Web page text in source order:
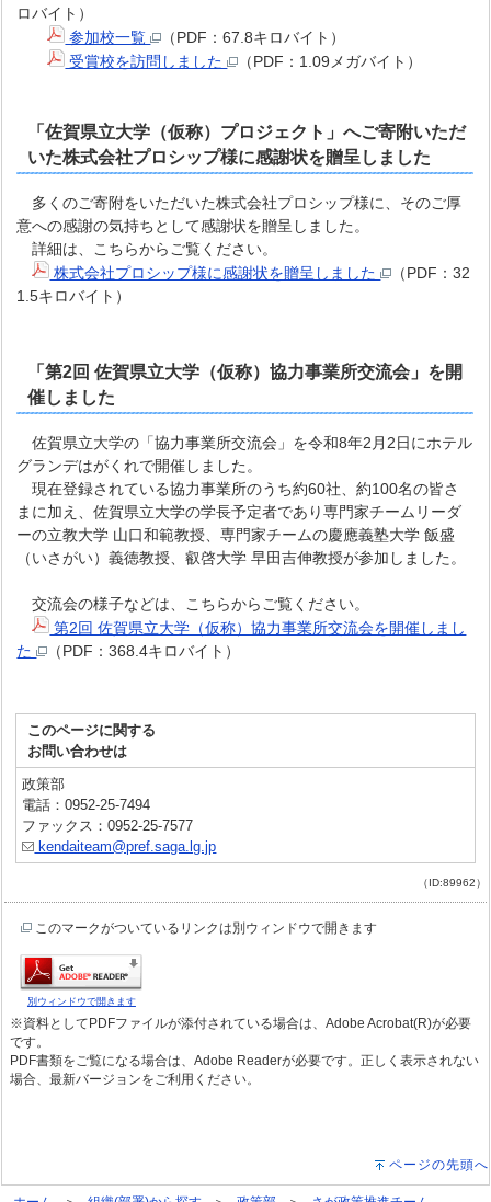
ロバイト）
参加校一覧
（PDF：67.8キロバイト）
受賞校を訪問しました
（PDF：1.09メガバイト）
「佐賀県立大学（仮称）プロジェクト」へご寄附いただ
いた株式会社プロシップ様に感謝状を贈呈しました
多くのご寄附をいただいた株式会社プロシップ様に、そのご厚
意への感謝の気持ちとして感謝状を贈呈しました。
詳細は、こちらからご覧ください。
株式会社プロシップ様に感謝状を贈呈しました
（PDF：32
1.5キロバイト）
「第2回 佐賀県立大学（仮称）協力事業所交流会」を開
催しました
佐賀県立大学の「協力事業所交流会」を令和8年2月2日にホテル
グランデはがくれで開催しました。
現在登録されている協力事業所のうち約60社、約100名の皆さ
まに加え、佐賀県立大学の学長予定者であり専門家チームリーダ
ーの立教大学 山口和範教授、専門家チームの慶應義塾大学 飯盛
（いさがい）義徳教授、叡啓大学 早田吉伸教授が参加しました。
交流会の様子などは、こちらからご覧ください。
第2回 佐賀県立大学（仮称）協力事業所交流会を開催しまし
た
（PDF：368.4キロバイト）
このページに関する
お問い合わせは
政策部
電話：0952-25-7494
ファックス：0952-25-7577
kendaiteam@pref.saga.lg.jp
（ID:89962）
このマークがついているリンクは別ウィンドウで開きます
別ウィンドウで開きます
※資料としてPDFファイルが添付されている場合は、Adobe Acrobat(R)が必要
です。
PDF書類をご覧になる場合は、Adobe Readerが必要です。正しく表示されない
場合、最新バージョンをご利用ください。
ページの先頭へ